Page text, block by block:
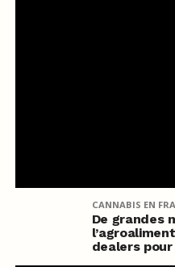
CANNABIS EN
De grandes
dealers